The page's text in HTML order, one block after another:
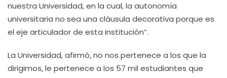
nuestra Universidad, en la cual, la autonomía
universitaria no sea una cláusula decorativa porque es
el eje articulador de esta institución”.
La Universidad, afirmó, no nos pertenece a los que la
dirigimos, le pertenece a los 57 mil estudiantes que